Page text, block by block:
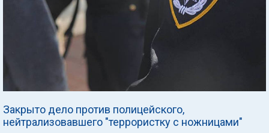
Закрыто дело против полицейского,
нейтрализовавшего "террористку с ножницами"